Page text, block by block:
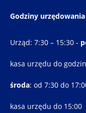
Godziny urzędowania
Urząd: 7:30 – 15:30 -
kasa urzędu do
środa: od 7:30 do
kasa urzędu do 15:00